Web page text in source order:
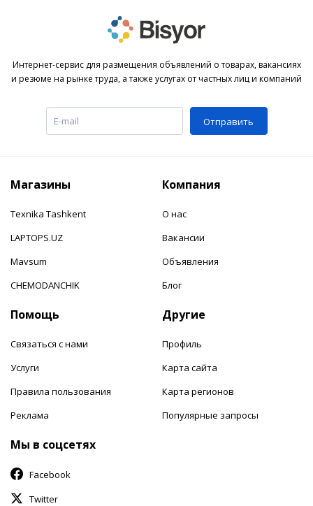
Интернет-сервис для размещения объявлений о товарах, вакансиях
и резюме на рынке труда, а также услугах от частных лиц и компаний
Отправить
Магазины
Texnika Tashkent
LAPTOPS.UZ
Mavsum
CHEMODANCHIK
Компания
О нас
Вакансии
Объявления
Блог
Помощь
Связаться с нами
Услуги
Правила пользования
Реклама
Другие
Профиль
Карта сайта
Карта регионов
Популярные запросы
Мы в соцсетях
Facebook
Twitter